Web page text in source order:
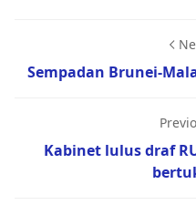
Sempadan Brunei-
Kabinet lulus draf